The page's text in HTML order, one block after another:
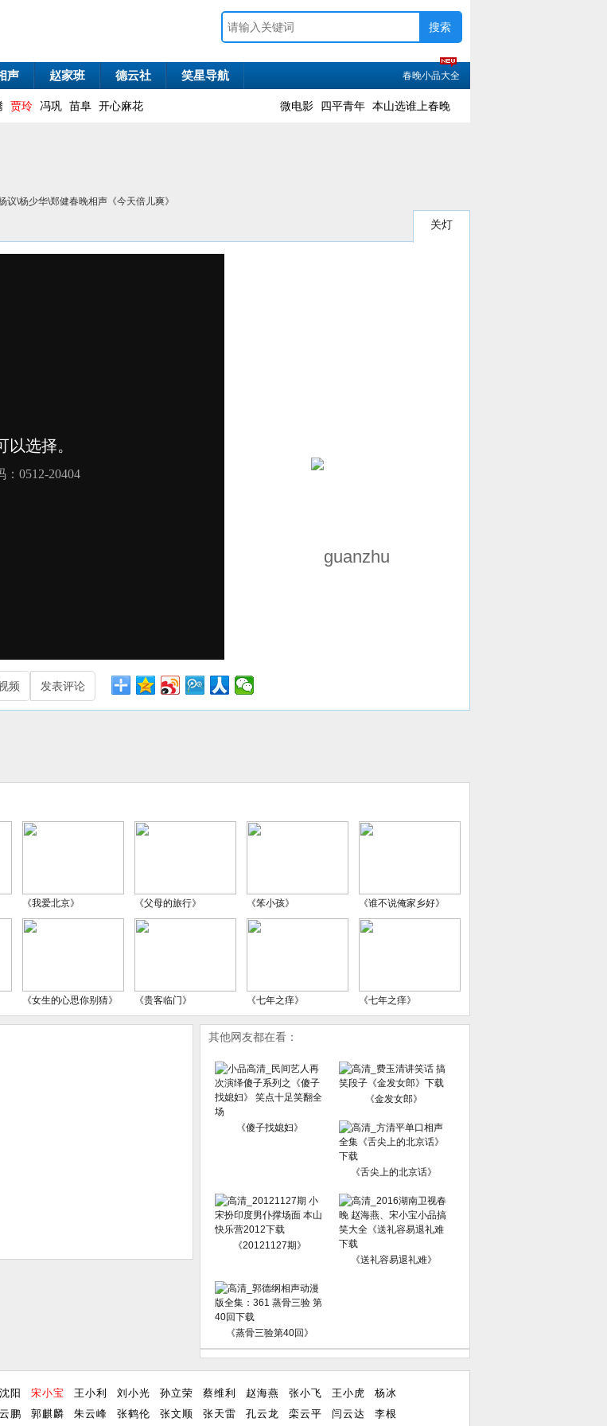
声 赵家班 德云社 笑星导航 春晚小品大全
贾玲 冯巩 苗阜 开心麻花 微电影 四平青年 本山选谁上春晚
\杨少华\郑健春晚相声《今天倍儿爽》
关灯
频 发表评论
《我爱北京》 《父母的旅行》 《笨小孩》 《谁不说俺家乡好》
《女生的心思你别猜》 《贵客临门》 《七年之痒》 《七年之痒》
其他网友都在看：
《傻子找媳妇》
《金发女郎》
《舌尖上的北京话》
《20121127期》
《送礼容易退礼难》
《蒸骨三验第40回》
阳 宋小宝 王小利 刘小光 孙立荣 蔡维利 赵海燕 张小飞 王小虎
杨冰
鹏 郭麒麟 朱云峰 张鹤伦 张文顺 张天雷 孔云龙 栾云平 闫云达 李根